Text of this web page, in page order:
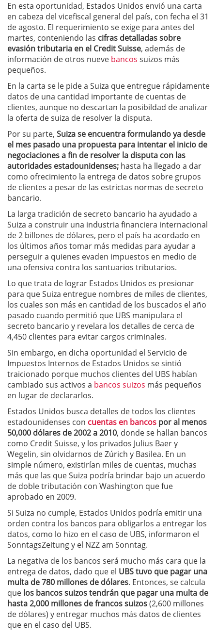
En esta oportunidad, Estados Unidos envió una carta
en cabeza del vicefiscal general del país, con fecha el 31
de agosto. El requerimiento se exige para antes del
martes, conteniendo las cifras detalladas sobre
evasión tributaria en el Credit Suisse, además de
información de otros nueve bancos suizos más
pequeños.
En la carta se le pide a Suiza que entregue rápidamente
datos de una cantidad importante de cuentas de
clientes, aunque no descartan la posibildad de analizar
la oferta de suiza de resolver la disputa.
Por su parte, Suiza se encuentra formulando ya desde
el mes pasado una propuesta para intentar el inicio de
negociaciones a fin de resolver la disputa con las
autoridades estadounidenses; hasta ha llegado a dar
como ofrecimiento la entrega de datos sobre grupos
de clientes a pesar de las estrictas normas de secreto
bancario.
La larga tradición de secreto bancario ha ayudado a
Suiza a construir una industria financiera internacional
de 2 billones de dólares, pero el país ha acordado en
los últimos años tomar más medidas para ayudar a
perseguir a quienes evaden impuestos en medio de
una ofensiva contra los santuarios tributarios.
Lo que trata de lograr Estados Unidos es presionar
para que Suiza entregue nombres de miles de clientes,
los cuales son más en cantidad de los buscados el año
pasado cuando permitió que UBS manipulara el
secreto bancario y revelara los detalles de cerca de
4,450 clientes para evitar cargos criminales.
Sin embargo, en dicha oportunidad el Servicio de
Impuestos Internos de Estados Unidos se sintió
traicionado porque muchos clientes del UBS habían
cambiado sus activos a bancos suizos más pequeños
en lugar de declararlos.
Estados Unidos busca detalles de todos los clientes
estadounidenses con cuentas en bancos por al menos
50,000 dólares de 2002 a 2010, donde se hallan bancos
como Credit Suisse, y los privados Julius Baer y
Wegelin, sin olvidarnos de Zúrich y Basilea. En un
simple número, existirían miles de cuentas, muchas
más que las que Suiza podría brindar bajo un acuerdo
de doble tributación con Washington que fue
aprobado en 2009.
Si Suiza no cumple, Estados Unidos podría emitir una
orden contra los bancos para obligarlos a entregar los
datos, como lo hizo en el caso de UBS, informaron el
SonntagsZeitung y el NZZ am Sonntag.
La negativa de los bancos será mucho más cara que la
entrega de datos, dado que el UBS tuvo que pagar una
multa de 780 millones de dólares. Entonces, se calcula
que los bancos suizos tendrán que pagar una multa de
hasta 2,000 millones de francos suizos(2,600 millones
de dólares) y entregar muchos más datos de clientes
que en el caso del UBS.